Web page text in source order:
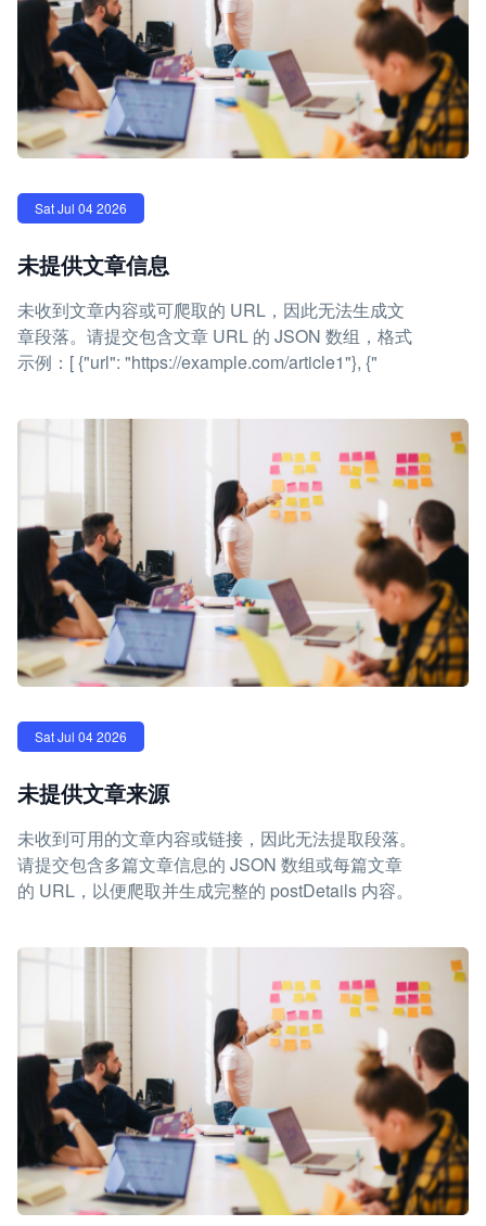
Sat Jul 04 2026
未提供文章信息
未收到文章内容或可爬取的 URL，因此无法生成文
章段落。请提交包含文章 URL 的 JSON 数组，格式
示例：[ {"url": "https://example.com/article1"}, {"
Sat Jul 04 2026
未提供文章来源
未收到可用的文章内容或链接，因此无法提取段落。
请提交包含多篇文章信息的 JSON 数组或每篇文章
的 URL，以便爬取并生成完整的 postDetails 内容。